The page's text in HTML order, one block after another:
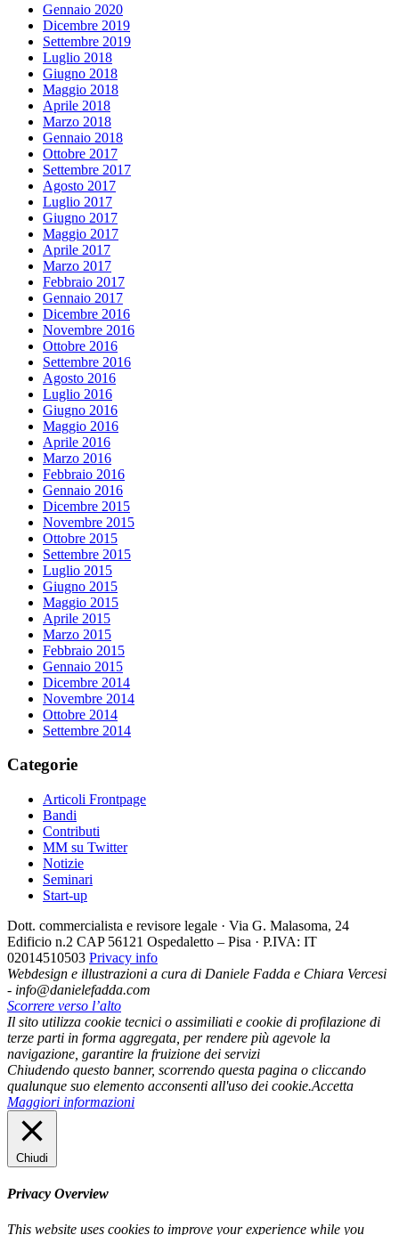
Gennaio 2020
Dicembre 2019
Settembre 2019
Luglio 2018
Giugno 2018
Maggio 2018
Aprile 2018
Marzo 2018
Gennaio 2018
Ottobre 2017
Settembre 2017
Agosto 2017
Luglio 2017
Giugno 2017
Maggio 2017
Aprile 2017
Marzo 2017
Febbraio 2017
Gennaio 2017
Dicembre 2016
Novembre 2016
Ottobre 2016
Settembre 2016
Agosto 2016
Luglio 2016
Giugno 2016
Maggio 2016
Aprile 2016
Marzo 2016
Febbraio 2016
Gennaio 2016
Dicembre 2015
Novembre 2015
Ottobre 2015
Settembre 2015
Luglio 2015
Giugno 2015
Maggio 2015
Aprile 2015
Marzo 2015
Febbraio 2015
Gennaio 2015
Dicembre 2014
Novembre 2014
Ottobre 2014
Settembre 2014
Categorie
Articoli Frontpage
Bandi
Contributi
MM su Twitter
Notizie
Seminari
Start-up
Dott. commercialista e revisore legale · Via G. Malasoma, 24
Edificio n.2 CAP 56121 Ospedaletto – Pisa · P.IVA: IT
02014510503 Privacy info
Webdesign e illustrazioni a cura di Daniele Fadda e Chiara Vercesi
- info@danielefadda.com
Scorrere verso l’alto
Il sito utilizza cookie tecnici o assimiliati e cookie di profilazione di
terze parti in forma aggregata, per rendere più agevole la
navigazione, garantire la fruizione dei servizi
Chiudendo questo banner, scorrendo questa pagina o cliccando
qualunque suo elemento acconsenti all'uso dei cookie.Accetta
Maggiori informazioni
Chiudi
Privacy Overview
This website uses cookies to improve your experience while you